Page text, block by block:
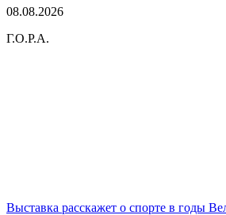
08.08.2026
Г.О.Р.А.
Выставка расскажет о спорте в годы